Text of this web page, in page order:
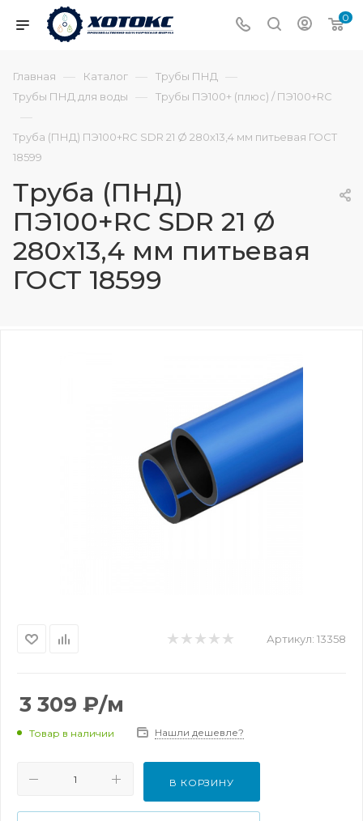
0
Главная — Каталог — Трубы ПНД —
Трубы ПНД для воды — Трубы ПЭ100+ (плюс) / ПЭ100+RC
—
Труба (ПНД) ПЭ100+RC SDR 21 Ø 280х13,4 мм питьевая ГОСТ
18599
Труба (ПНД)
ПЭ100+RC SDR 21 Ø
280х13,4 мм питьевая
ГОСТ 18599
Артикул: 13358
3 309 ₽/м
Товар в наличии Нашли дешевле?
В КОРЗИНУ